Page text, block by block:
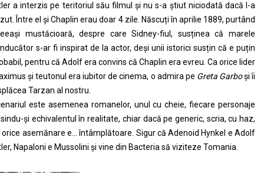
a interzis pe teritoriul său filmul și nu s-a știut niciodată dacă l-a
Între el și Chaplin erau doar 4 zile. Născuți în aprilie 1889, purtând
mustăcioară, despre care Sidney-fiul, susținea că marele
s-ar fi inspirat de la actor, deși unii istorici susțin că e puțin
pentru că Adolf era convins că Chaplin era evreu. Ca orice lider
și teutonul era iubitor de cinema, o admira pe Greta Garboși îi
Tarzan al nostru.
este asemenea romanelor, unul cu cheie, fiecare personaje
și echivalentul în realitate, chiar dacă pe generic, scria, cu haz,
orice asemănare e… întâmplătoare. Sigur că Adenoid Hynkel e Adolf
Napaloni e Mussolini și vine din Bacteria să viziteze Tomania.